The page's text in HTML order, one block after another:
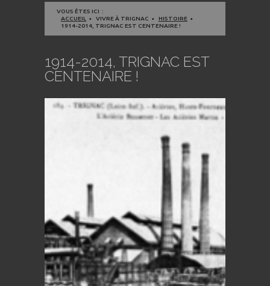
VOUS ÊTES ICI :
ACCUEIL
VIVRE À TRIGNAC
HISTOIRE
1914-2014, TRIGNAC EST CENTENAIRE !
1914-2014, TRIGNAC EST
CENTENAIRE !